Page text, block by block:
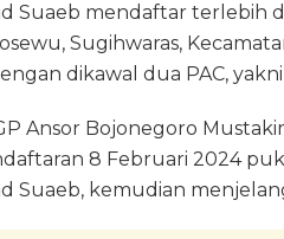
Suaeb mendaftar terlebih
Sugihwaras,
dikawal dua PAC,
Ansor Bojonegoro
8 Februari 2024
Suaeb, kemudian